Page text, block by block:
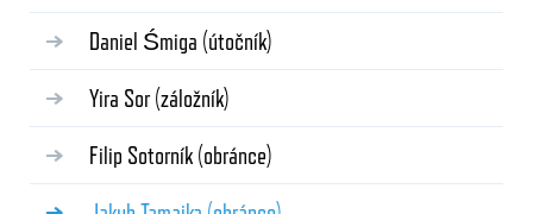
Daniel Śmiga (útočník)
Yira Sor (záložník)
Filip Sotorník (obránce)